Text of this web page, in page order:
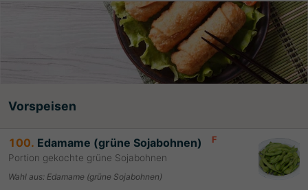
Vorspeisen
100. Edamame (grüne Sojabohnen) F
Portion gekochte grüne Sojabohnen
Wahl aus: Edamame (grüne Sojabohnen)